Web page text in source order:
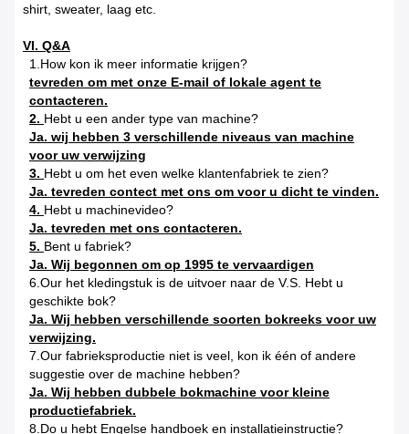
shirt, sweater, laag etc.
VI. Q&A
1.How kon ik meer informatie krijgen?
tevreden om met onze E-mail of lokale agent te
contacteren.
2. Hebt u een ander type van machine?
Ja. wij hebben 3 verschillende niveaus van machine
voor uw verwijzing
3. Hebt u om het even welke klantenfabriek te zien?
Ja. tevreden contect met ons om voor u dicht te vinden.
4. Hebt u machinevideo?
Ja. tevreden met ons contacteren.
5. Bent u fabriek?
Ja. Wij begonnen om op 1995 te vervaardigen
6.Our het kledingstuk is de uitvoer naar de V.S. Hebt u
geschikte bok?
Ja. Wij hebben verschillende soorten bokreeks voor uw
verwijzing.
7.Our fabrieksproductie niet is veel, kon ik één of andere
suggestie over de machine hebben?
Ja. Wij hebben dubbele bokmachine voor kleine
productiefabriek.
8.Do u hebt Engelse handboek en installatieinstructie?